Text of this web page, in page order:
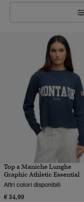
Top a Maniche Lunghe
Graphic Athletic Essential
Altri colori disponibili
€ 34,99